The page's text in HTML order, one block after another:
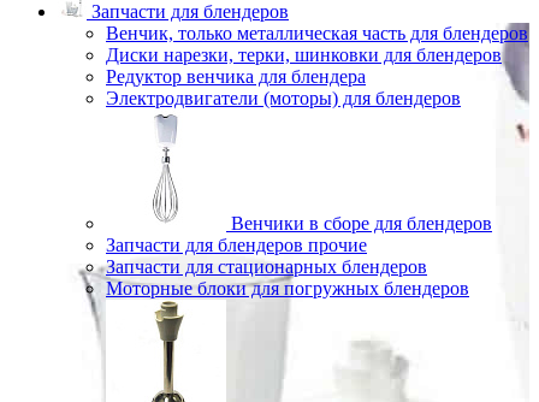
Запчасти для блендеров
Венчик, только металлическая часть для блендеров
Диски нарезки, терки, шинковки для блендеров
Редуктор венчика для блендера
Электродвигатели (моторы) для блендеров
Венчики в сборе для блендеров
Запчасти для блендеров прочие
Запчасти для стационарных блендеров
Моторные блоки для погружных блендеров